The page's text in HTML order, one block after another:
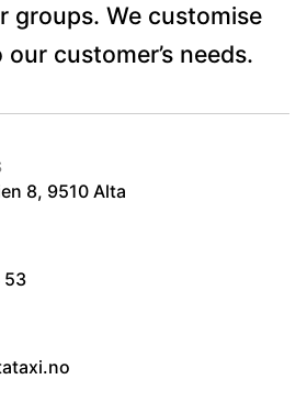
groups. We customise
customer’s needs.
8, 9510 Alta
53